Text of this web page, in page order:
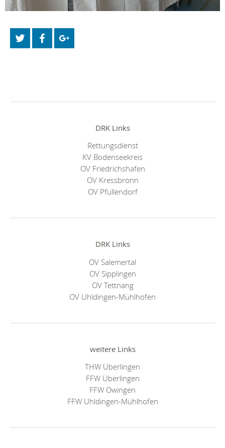
DRK Links
Rettungsdienst
KV Bodenseekreis
OV Friedrichshafen
OV Kressbronn
OV Pfullendorf
DRK Links
OV Salemertal
OV Sipplingen
OV Tettnang
OV Uhldingen-Mühlhofen
weitere Links
THW Überlingen
FFW Überlingen
FFW Owingen
FFW Uhldingen-Mühlhofen